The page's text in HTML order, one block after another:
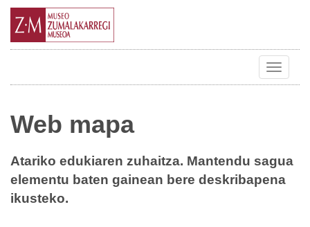
Toggle
Web mapa
Atariko edukiaren zuhaitza. Mantendu sagua
elementu baten gainean bere deskribapena
ikusteko.